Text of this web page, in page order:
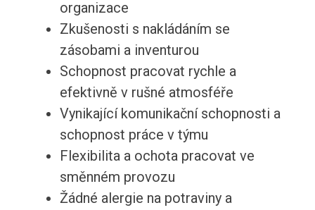
organizace
Zkušenosti s nakládáním se
zásobami a inventurou
Schopnost pracovat rychle a
efektivně v rušné atmosféře
Vynikající komunikační schopnosti a
schopnost práce v týmu
Flexibilita a ochota pracovat ve
směnném provozu
Žádné alergie na potraviny a